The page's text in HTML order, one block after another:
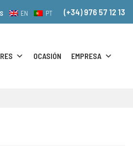
EN PT (+34) 976 57 12 13
OCASIÓN EMPRESA